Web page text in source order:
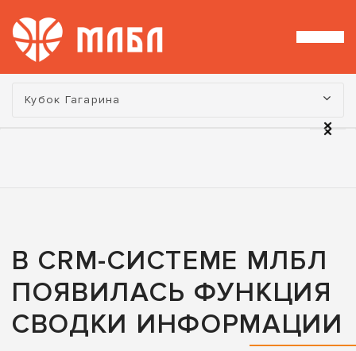
Турнир:
Кубок Гагарина
В CRM-СИСТЕМЕ МЛБЛ
ПОЯВИЛАСЬ ФУНКЦИЯ
СВОДКИ ИНФОРМАЦИИ